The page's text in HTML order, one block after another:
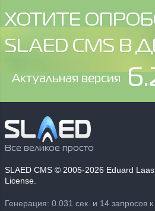
ХОТИТЕ
SLAED CMS В
Aктуальная версия
Все великое просто
SLAED CMS © 2005-2026 Eduard
License.
Генерация: 0.031 сек. и 14 запросов